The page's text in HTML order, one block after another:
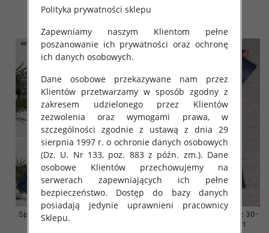
54.00 zł
Spodnie damskie jeansy Roz 38-
48, 1 Kolor Paczka 12 szt
Spodnie damskie jeansy Roz 30-
38, 1 Kolor Paczka 10 szt
Polityka prywatności sklepu
Zapewniamy naszym Klientom pełne
poszanowanie ich prywatności oraz ochronę
ich danych osobowych.
Dane osobowe przekazywane nam przez
Klientów przetwarzamy w sposób zgodny z
zakresem udzielonego przez Klientów
zezwolenia oraz wymogami prawa, w
szczególności zgodnie z ustawą z dnia 29
sierpnia 1997 r. o ochronie danych osobowych
(Dz. U. Nr 133, poz. 883 z późn. zm.). Dane
osobowe Klientów przechowujemy na
serwerach zapewniających ich pełne
bezpieczeństwo. Dostęp do bazy danych
posiadają jedynie uprawnieni pracownicy
Sklepu.